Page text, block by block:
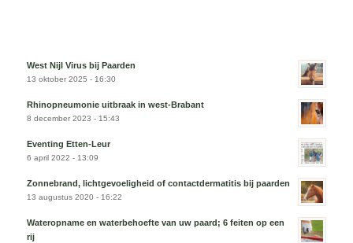
West Nijl Virus bij Paarden
13 oktober 2025 - 16:30
Rhinopneumonie uitbraak in west-Brabant
8 december 2023 - 15:43
Eventing Etten-Leur
6 april 2022 - 13:09
Zonnebrand, lichtgevoeligheid of contactdermatitis bij paarden
13 augustus 2020 - 16:22
Wateropname en waterbehoefte van uw paard; 6 feiten op een
rij